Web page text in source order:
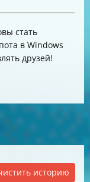
стать
в Windows
друзей!
историю